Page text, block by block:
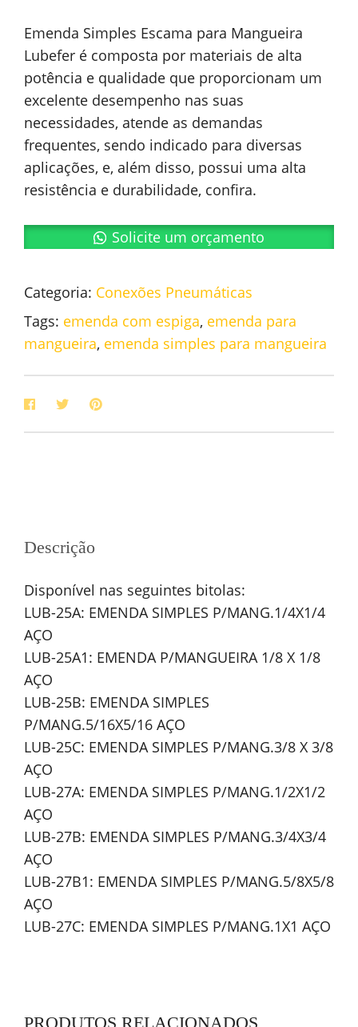
Emenda Simples Escama para Mangueira
Lubefer é composta por materiais de alta
potência e qualidade que proporcionam um
excelente desempenho nas suas
necessidades, atende as demandas
frequentes, sendo indicado para diversas
aplicações, e, além disso, possui uma alta
resistência e durabilidade, confira.
Solicite um orçamento
Categoria: Conexões Pneumáticas
Tags: emenda com espiga, emenda para
mangueira, emenda simples para mangueira
Descrição
Disponível nas seguintes bitolas:
LUB-25A: EMENDA SIMPLES P/MANG.1/4X1/4
AÇO
LUB-25A1: EMENDA P/MANGUEIRA 1/8 X 1/8
AÇO
LUB-25B: EMENDA SIMPLES
P/MANG.5/16X5/16 AÇO
LUB-25C: EMENDA SIMPLES P/MANG.3/8 X 3/8
AÇO
LUB-27A: EMENDA SIMPLES P/MANG.1/2X1/2
AÇO
LUB-27B: EMENDA SIMPLES P/MANG.3/4X3/4
AÇO
LUB-27B1: EMENDA SIMPLES P/MANG.5/8X5/8
AÇO
LUB-27C: EMENDA SIMPLES P/MANG.1X1 AÇO
PRODUTOS RELACIONADOS